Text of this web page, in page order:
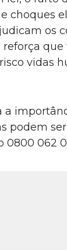
choques
os
vidas
a
podem
062